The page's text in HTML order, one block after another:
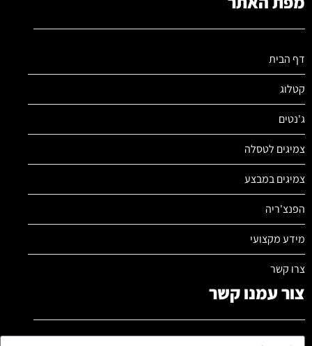
דף הבית
קטלוג
ג'נטים
צמיגים לטסלה
צמיגים במבצע
הפנצ'ריה
מידע מקצועי
צרו קשר
צור עמנו קשר